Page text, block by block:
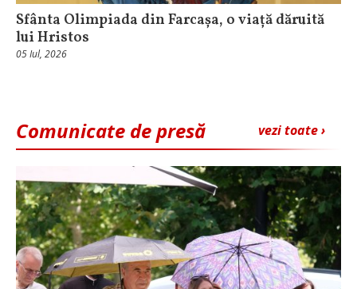
Sfânta Olimpiada din Farcașa, o viață dăruită
lui Hristos
05 Iul, 2026
vezi toate ›
Comunicate de presă